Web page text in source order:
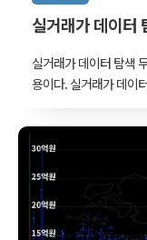
실거래가 데이터
실거래가 데이터 탐색
용이다. 실거래가 데이
해 올린 바 있다. 국토
토교통부에서 공개중
www.vw-lab.com 신
래와 같은 그래프들을
에는 60-85제곱미터 뿐
당 실거래가격으로 두